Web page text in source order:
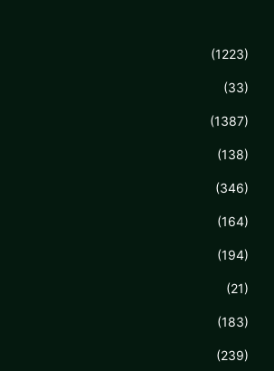
(1223)
(33)
(1387)
(138)
(346)
(164)
(194)
(21)
(183)
(239)